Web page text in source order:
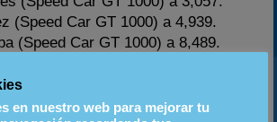
(Speed Car GT 1000) a 4,939.
(Speed Car GT 1000) a 8,489.
(Speed Car GT 1000) a 8,808…
en nuestro web para mejorar tu